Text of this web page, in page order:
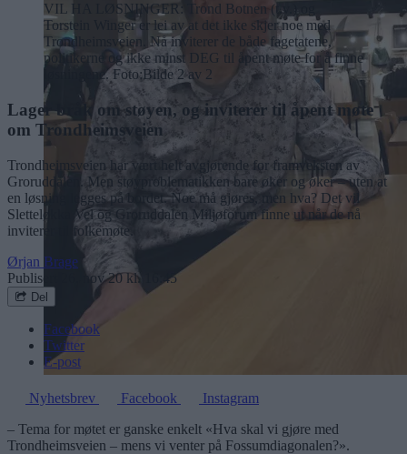
VIL HA LØSNINGER: Trond Botnen (t.v.) og
Torstein Winger er lei av at det ikke skjer noe med
Trondheimsveien. Nå inviterer de både fagetatene,
politikerne og ikke minst DEG til åpent møte for å finne
løsningene. Foto:Bilde 2 av 2
Lager bråk om støyen, og inviterer til åpent møte
om Trondheimsveien
Trondheimsveien har vært helt avgjørende for framveksten av
Groruddalen. Men støyproblematikken bare øker og øker – uten at
en løsning legges på bordet. Noe må gjøres, men hva? Det vil
Sletteløkka Vel og Groruddalen Miljøforum finne ut når de nå
inviterer til folkemøte.
Ørjan Brage
Publisert
26. nov 20 kl. 16:45
Del
Facebook
Twitter
E-post
Nyhetsbrev Facebook
Instagram
– Tema for møtet er ganske enkelt «Hva skal vi gjøre med
Trondheimsveien – mens vi venter på Fossumdiagonalen?».